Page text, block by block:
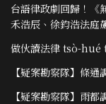
台語律政劇回歸！《
禾浩辰、徐鈞浩法庭
做伙讀法律 tsò-hué
【疑案勘察隊】條
【疑案勘察隊】雨